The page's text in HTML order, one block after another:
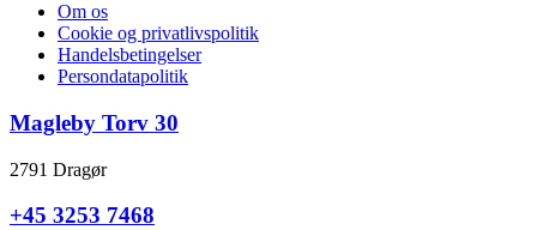
Om os
Cookie og privatlivspolitik
Handelsbetingelser
Persondatapolitik
Magleby Torv 30
2791 Dragør
+45 3253 7468